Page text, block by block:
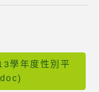
學年度性別平